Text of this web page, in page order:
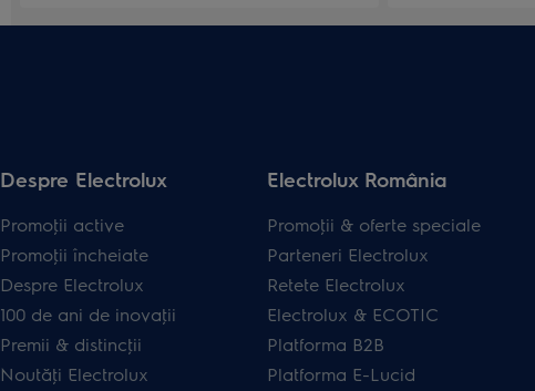
Despre Electrolux
Promoţii active
Promoţii încheiate
Despre Electrolux
100 de ani de inovaţii
Premii & distincţii
Noutăţi Electrolux
Electrolux România
Promoţii & oferte speciale
Parteneri Electrolux
Retete Electrolux
Electrolux & ECOTIC
Platforma B2B
Platforma E-Lucid